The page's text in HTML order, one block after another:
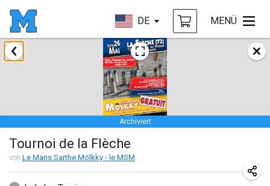
DE MENÜ
Archiviert
Tournoi de la Flèche
von Le Mans Sarthe Mölkky - le MSM
Januar 2018
Open des rois de Mölkky
Frankreich
Individuel du Garo
21. Jan. 2018 |Frankreich
Tournoi d'Hiver
27. Jan. 2018